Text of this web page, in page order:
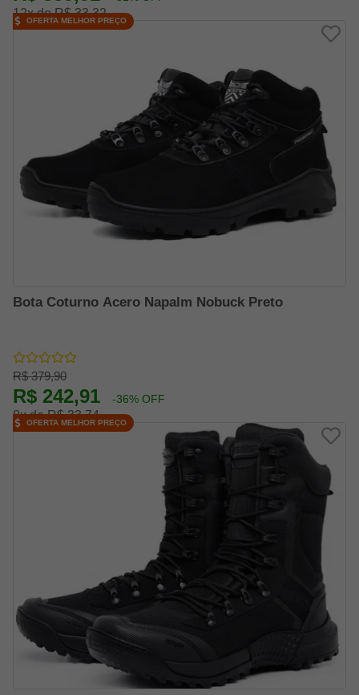
12x de R$ 33,32
Bota Coturno Acero Napalm Nobuck Preto
R$ 379,90
R$ 242,91 -36% OFF
8x de R$ 33,74
OFERTA MELHOR PREÇO
OFERTA MELHOR PREÇO